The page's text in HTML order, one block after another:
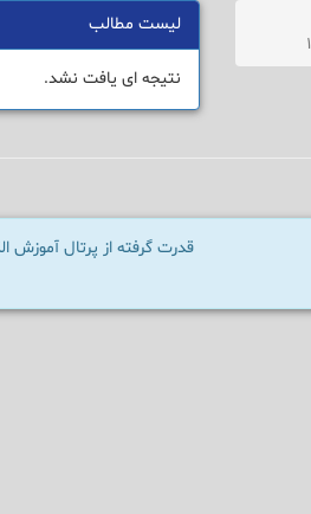
لیست مطالب
نتیجه ای یافت نشد.
قدرت گرفته از پرتال